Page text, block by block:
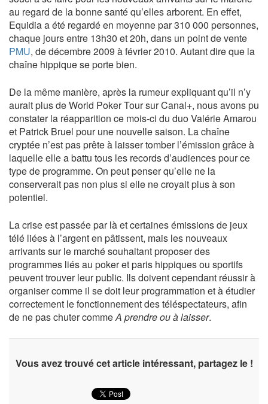
au regard de la bonne santé qu’elles arborent. En effet,
Equidia a été regardé en moyenne par 310 000 personnes,
chaque jours entre 13h30 et 20h, dans un point de vente
PMU, de décembre 2009 à février 2010. Autant dire que la
chaîne hippique se porte bien.
De la même manière, après la rumeur expliquant qu’il n’y
aurait plus de World Poker Tour sur Canal+, nous avons pu
constater la réapparition ce mois-ci du duo Valérie Amarou
et Patrick Bruel pour une nouvelle saison. La chaîne
cryptée n’est pas prête à laisser tomber l’émission grâce à
laquelle elle a battu tous les records d’audiences pour ce
type de programme. On peut penser qu’elle ne la
conserverait pas non plus si elle ne croyait plus à son
potentiel.
La crise est passée par là et certaines émissions de jeux
télé liées à l’argent en pâtissent, mais les nouveaux
arrivants sur le marché souhaitant proposer des
programmes liés au poker et paris hippiques ou sportifs
peuvent trouver leur public. Ils doivent cependant réussir à
organiser comme il se doit leur programmation et à étudier
correctement le fonctionnement des téléspectateurs, afin
de ne pas chuter commeA prendre ou à laisser.
Vous avez trouvé cet article intéressant, partagez le !